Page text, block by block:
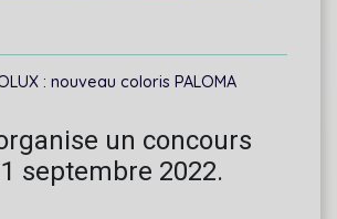
: nouveau coloris PALOMA
un concours
septembre 2022.